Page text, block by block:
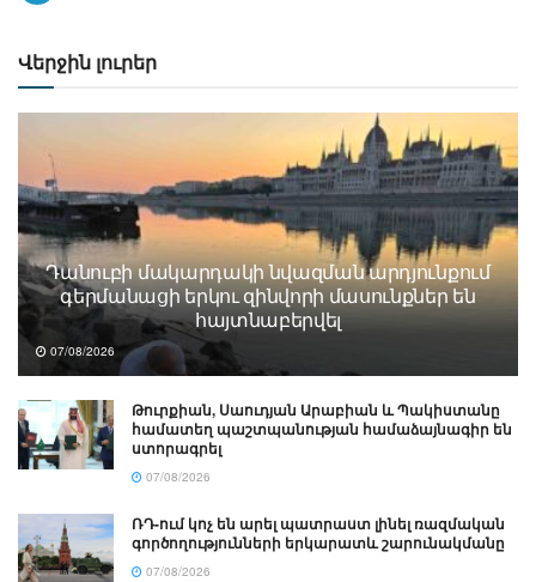
Վերջին լուրեր
Դանուբի մակարդակի նվազման արդյունքում
գերմանացի երկու զինվորի մասունքներ են
հայտնաբերվել
07/08/2026
Թուրքիան, Սաուդյան Արաբիան և Պակիստանը
համատեղ պաշտպանության համաձայնագիր են
ստորագրել
07/08/2026
ՌԴ-ում կոչ են արել պատրաստ լինել ռազմական
գործողությունների երկարատև շարունակմանը
07/08/2026